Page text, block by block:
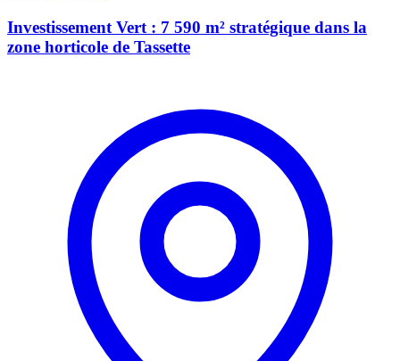
Investissement Vert : 7 590 m² stratégique dans la
zone horticole de Tassette